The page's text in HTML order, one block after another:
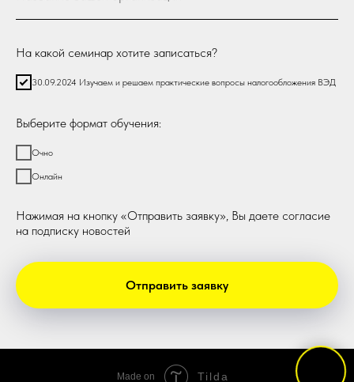
На какой семинар хотите записаться?
30.09.2024 Изучаем и решаем практические вопросы налогообложения ВЭД
Выберите формат обучения:
Очно
Онлайн
Нажимая на кнопку «Отправить заявку», Вы даете согласие
на подписку новостей
Отправить заявку
Made on Tilda